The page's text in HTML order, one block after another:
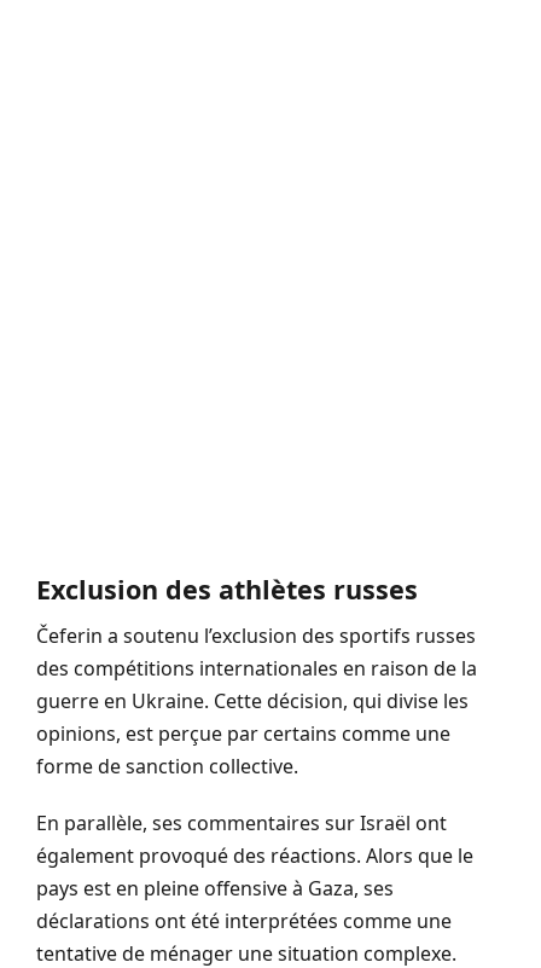
Exclusion des athlètes russes
Čeferin a soutenu l’exclusion des sportifs russes
des compétitions internationales en raison de la
guerre en Ukraine. Cette décision, qui divise les
opinions, est perçue par certains comme une
forme de sanction collective.
En parallèle, ses commentaires sur Israël ont
également provoqué des réactions. Alors que le
pays est en pleine offensive à Gaza, ses
déclarations ont été interprétées comme une
tentative de ménager une situation complexe.